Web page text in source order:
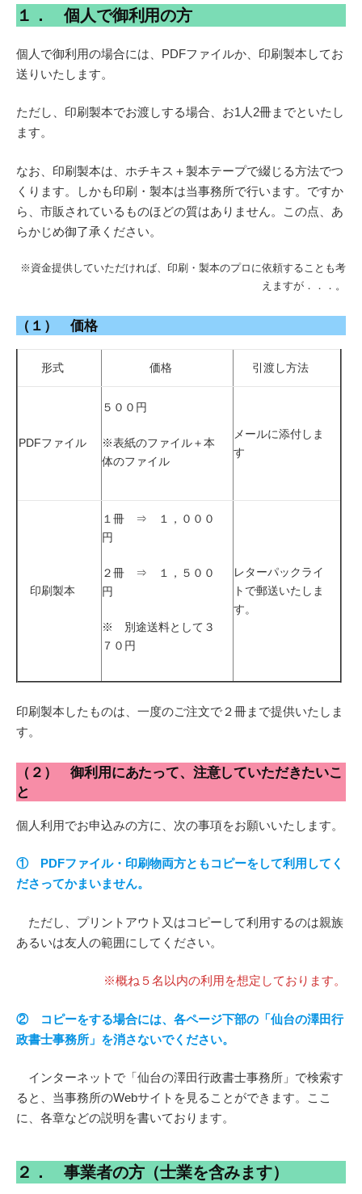
１． 個人で御利用の方
個人で御利用の場合には、PDFファイルか、印刷製本してお
送りいたします。
ただし、印刷製本でお渡しする場合、お1人2冊までといたし
ます。
なお、印刷製本は、ホチキス＋製本テープで綴じる方法でつ
くります。しかも印刷・製本は当事務所で行います。ですか
ら、市販されているものほどの質はありません。この点、あ
らかじめ御了承ください。
※資金提供していただければ、印刷・製本のプロに依頼することも考
えますが．．．。
（１） 価格
形式 価格 引渡し方法
PDFファイル
５００円
※表紙のファイル＋本
体のファイル
メールに添付しま
す
印刷製本
１冊 ⇒ １，０００
円
２冊 ⇒ １，５００
円
※ 別途送料として３
７０円
レターパックライ
トで郵送いたしま
す。
印刷製本したものは、一度のご注文で２冊まで提供いたしま
す。
（２） 御利用にあたって、注意していただきたいこ
と
個人利用でお申込みの方に、次の事項をお願いいたします。
① PDFファイル・印刷物両方ともコピーをして利用してく
ださってかまいません。
ただし、プリントアウト又はコピーして利用するのは親族
あるいは友人の範囲にしてください。
※概ね５名以内の利用を想定しております。
② コピーをする場合には、各ページ下部の「仙台の澤田行
政書士事務所」を消さないでください。
インターネットで「仙台の澤田行政書士事務所」で検索す
ると、当事務所のWebサイトを見ることができます。ここ
に、各章などの説明を書いております。
２． 事業者の方（士業を含みます）